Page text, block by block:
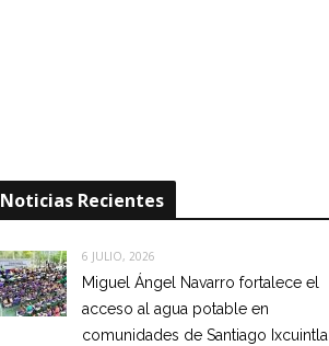
Noticias Recientes
6 JULIO, 2026
Miguel Ángel Navarro fortalece el
acceso al agua potable en
comunidades de Santiago Ixcuintla